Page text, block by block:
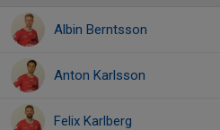
Albin Berntsson
Anton Karlsson
Felix Karlberg